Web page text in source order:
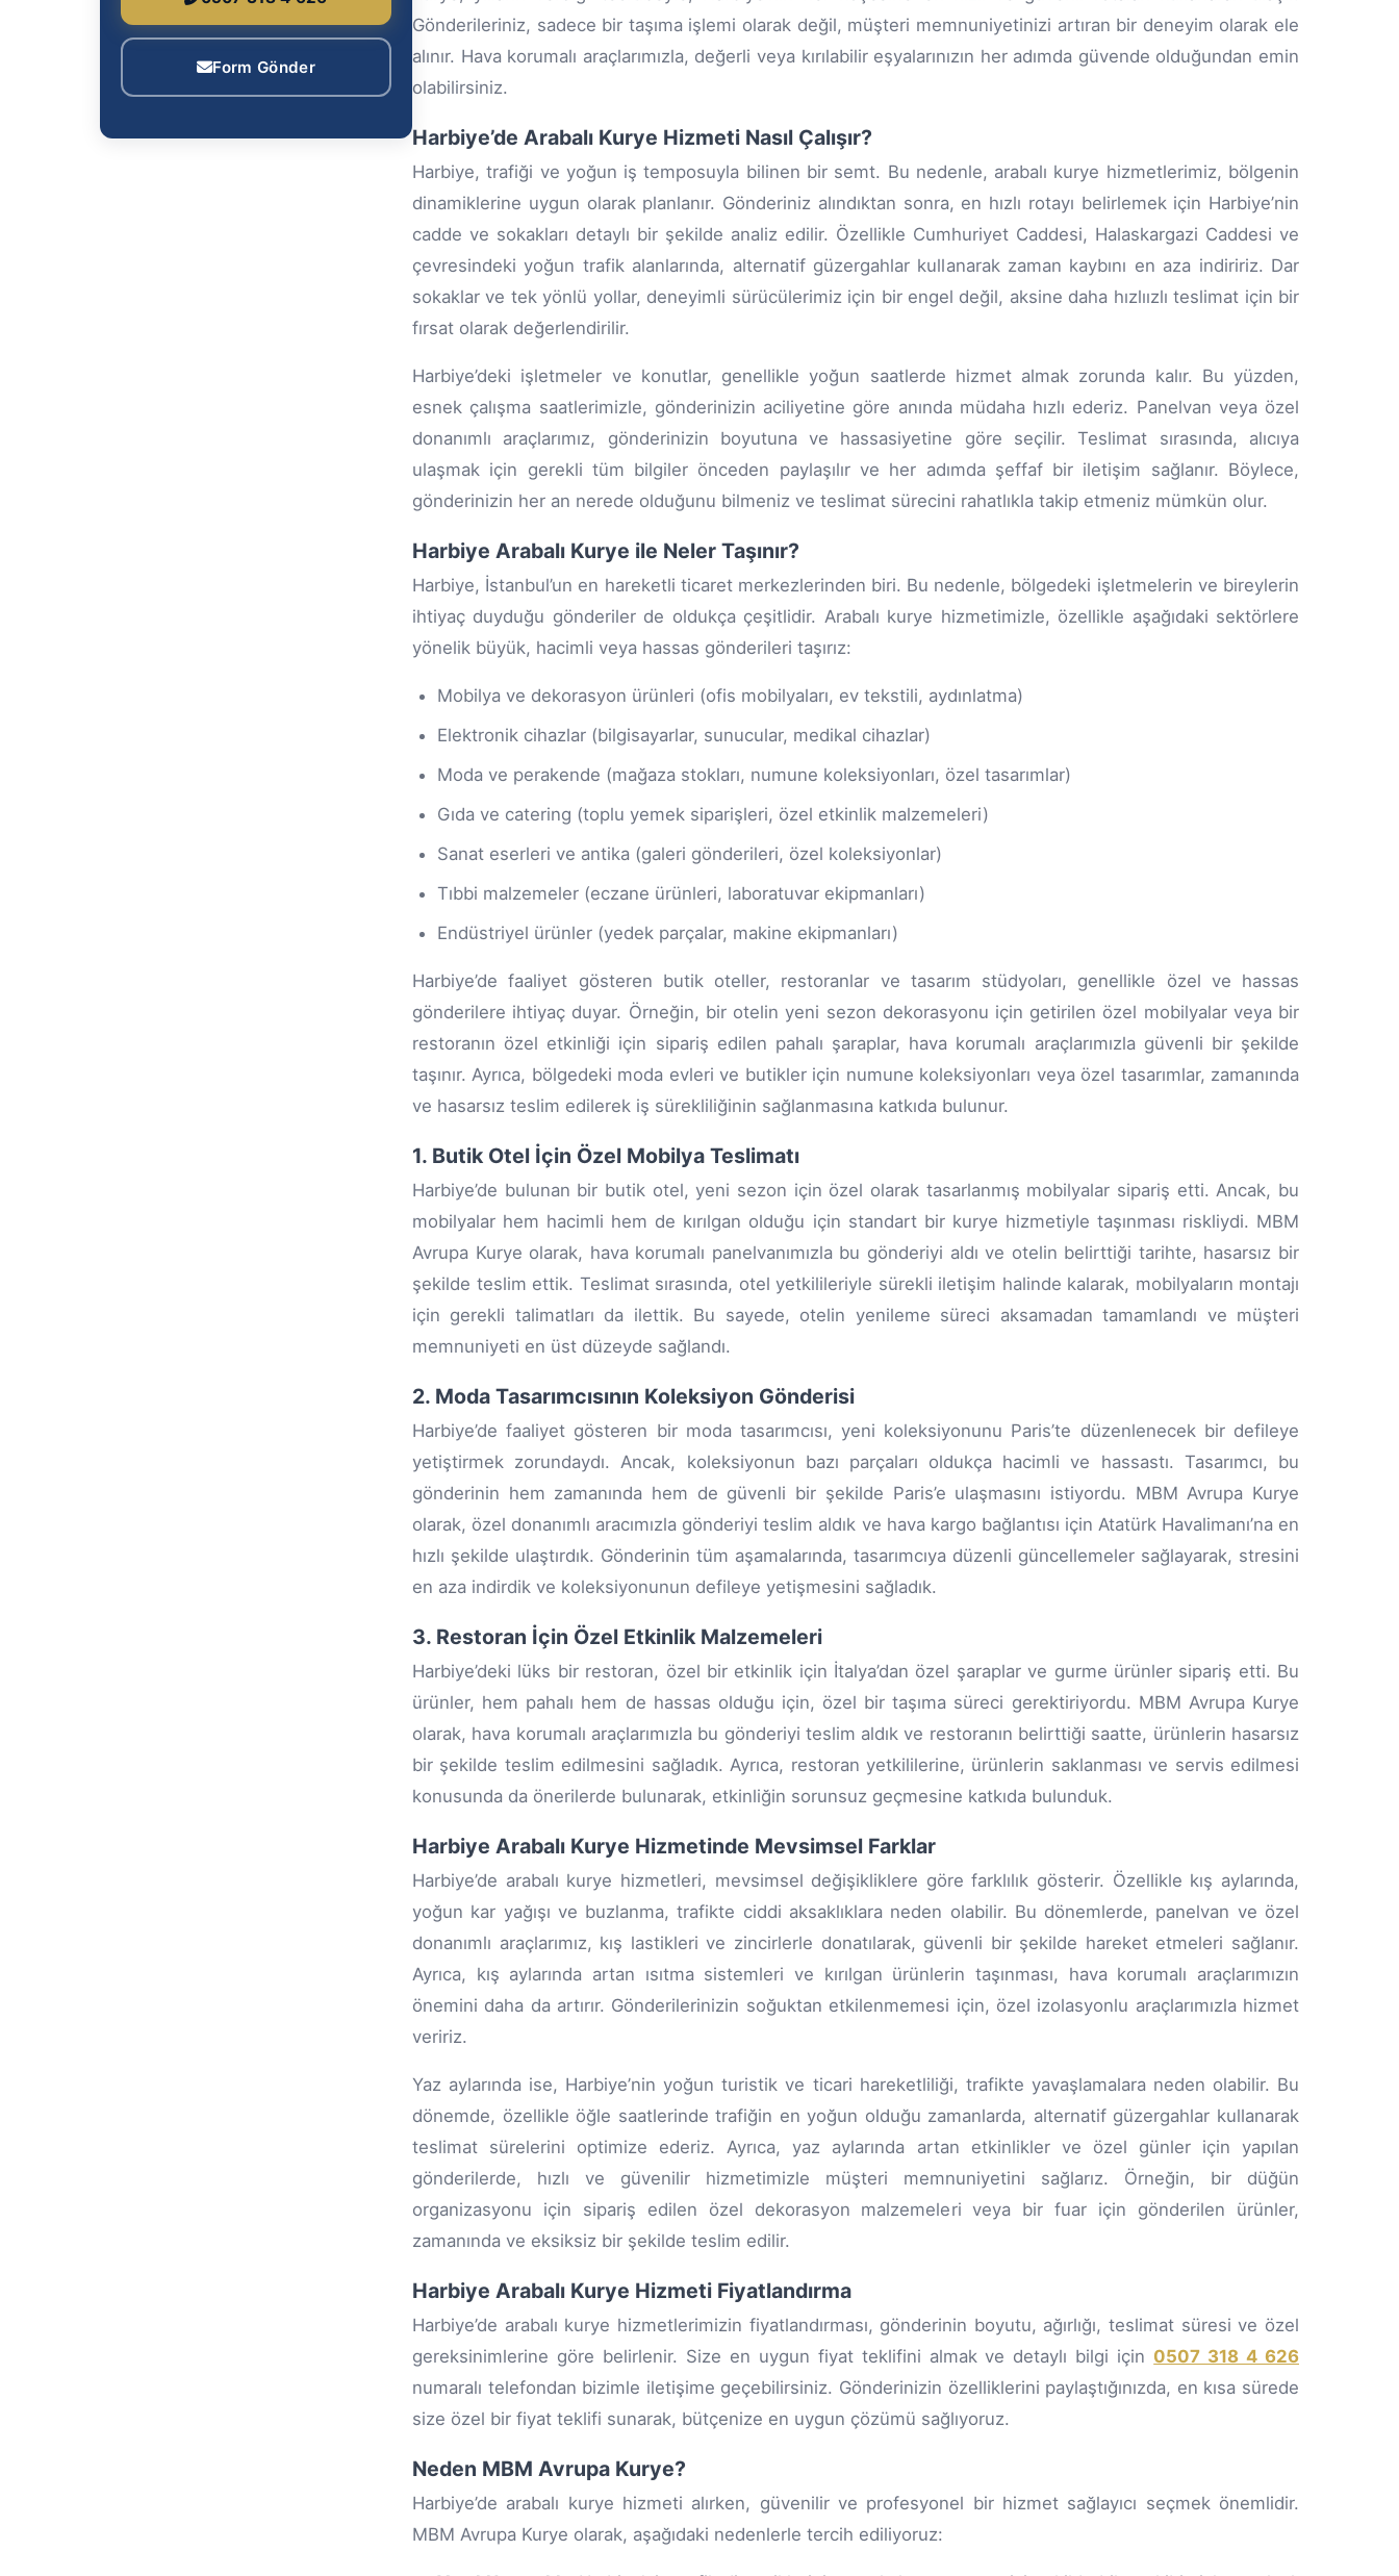
Form Gönder
Gönderileriniz, sadece bir taşıma işlemi olarak değil, müşteri memnuniyetinizi artıran bir deneyim olarak ele
alınır. Hava korumalı araçlarımızla, değerli veya kırılabilir eşyalarınızın her adımda güvende olduğundan emin
olabilirsiniz.
Harbiye’de Arabalı Kurye Hizmeti Nasıl Çalışır?
Harbiye, trafiği ve yoğun iş temposuyla bilinen bir semt. Bu nedenle, arabalı kurye hizmetlerimiz, bölgenin
dinamiklerine uygun olarak planlanır. Gönderiniz alındıktan sonra, en hızlı rotayı belirlemek için Harbiye’nin
cadde ve sokakları detaylı bir şekilde analiz edilir. Özellikle Cumhuriyet Caddesi, Halaskargazi Caddesi ve
çevresindeki yoğun trafik alanlarında, alternatif güzergahlar kullanarak zaman kaybını en aza indiririz. Dar
sokaklar ve tek yönlü yollar, deneyimli sürücülerimiz için bir engel değil, aksine daha hızlıızlı teslimat için bir
fırsat olarak değerlendirilir.
Harbiye’deki işletmeler ve konutlar, genellikle yoğun saatlerde hizmet almak zorunda kalır. Bu yüzden,
esnek çalışma saatlerimizle, gönderinizin aciliyetine göre anında müdaha hızlı ederiz. Panelvan veya özel
donanımlı araçlarımız, gönderinizin boyutuna ve hassasiyetine göre seçilir. Teslimat sırasında, alıcıya
ulaşmak için gerekli tüm bilgiler önceden paylaşılır ve her adımda şeffaf bir iletişim sağlanır. Böylece,
gönderinizin her an nerede olduğunu bilmeniz ve teslimat sürecini rahatlıkla takip etmeniz mümkün olur.
Harbiye Arabalı Kurye ile Neler Taşınır?
Harbiye, İstanbul’un en hareketli ticaret merkezlerinden biri. Bu nedenle, bölgedeki işletmelerin ve bireylerin
ihtiyaç duyduğu gönderiler de oldukça çeşitlidir. Arabalı kurye hizmetimizle, özellikle aşağıdaki sektörlere
yönelik büyük, hacimli veya hassas gönderileri taşırız:
Mobilya ve dekorasyon ürünleri (ofis mobilyaları, ev tekstili, aydınlatma)
Elektronik cihazlar (bilgisayarlar, sunucular, medikal cihazlar)
Moda ve perakende (mağaza stokları, numune koleksiyonları, özel tasarımlar)
Gıda ve catering (toplu yemek siparişleri, özel etkinlik malzemeleri)
Sanat eserleri ve antika (galeri gönderileri, özel koleksiyonlar)
Tıbbi malzemeler (eczane ürünleri, laboratuvar ekipmanları)
Endüstriyel ürünler (yedek parçalar, makine ekipmanları)
Harbiye’de faaliyet gösteren butik oteller, restoranlar ve tasarım stüdyoları, genellikle özel ve hassas
gönderilere ihtiyaç duyar. Örneğin, bir otelin yeni sezon dekorasyonu için getirilen özel mobilyalar veya bir
restoranın özel etkinliği için sipariş edilen pahalı şaraplar, hava korumalı araçlarımızla güvenli bir şekilde
taşınır. Ayrıca, bölgedeki moda evleri ve butikler için numune koleksiyonları veya özel tasarımlar, zamanında
ve hasarsız teslim edilerek iş sürekliliğinin sağlanmasına katkıda bulunur.
1. Butik Otel İçin Özel Mobilya Teslimatı
Harbiye’de bulunan bir butik otel, yeni sezon için özel olarak tasarlanmış mobilyalar sipariş etti. Ancak, bu
mobilyalar hem hacimli hem de kırılgan olduğu için standart bir kurye hizmetiyle taşınması riskliydi. MBM
Avrupa Kurye olarak, hava korumalı panelvanımızla bu gönderiyi aldı ve otelin belirttiği tarihte, hasarsız bir
şekilde teslim ettik. Teslimat sırasında, otel yetkilileriyle sürekli iletişim halinde kalarak, mobilyaların montajı
için gerekli talimatları da ilettik. Bu sayede, otelin yenileme süreci aksamadan tamamlandı ve müşteri
memnuniyeti en üst düzeyde sağlandı.
2. Moda Tasarımcısının Koleksiyon Gönderisi
Harbiye’de faaliyet gösteren bir moda tasarımcısı, yeni koleksiyonunu Paris’te düzenlenecek bir defileye
yetiştirmek zorundaydı. Ancak, koleksiyonun bazı parçaları oldukça hacimli ve hassastı. Tasarımcı, bu
gönderinin hem zamanında hem de güvenli bir şekilde Paris’e ulaşmasını istiyordu. MBM Avrupa Kurye
olarak, özel donanımlı aracımızla gönderiyi teslim aldık ve hava kargo bağlantısı için Atatürk Havalimanı’na en
hızlı şekilde ulaştırdık. Gönderinin tüm aşamalarında, tasarımcıya düzenli güncellemeler sağlayarak, stresini
en aza indirdik ve koleksiyonunun defileye yetişmesini sağladık.
3. Restoran İçin Özel Etkinlik Malzemeleri
Harbiye’deki lüks bir restoran, özel bir etkinlik için İtalya’dan özel şaraplar ve gurme ürünler sipariş etti. Bu
ürünler, hem pahalı hem de hassas olduğu için, özel bir taşıma süreci gerektiriyordu. MBM Avrupa Kurye
olarak, hava korumalı araçlarımızla bu gönderiyi teslim aldık ve restoranın belirttiği saatte, ürünlerin hasarsız
bir şekilde teslim edilmesini sağladık. Ayrıca, restoran yetkililerine, ürünlerin saklanması ve servis edilmesi
konusunda da önerilerde bulunarak, etkinliğin sorunsuz geçmesine katkıda bulunduk.
Harbiye Arabalı Kurye Hizmetinde Mevsimsel Farklar
Harbiye’de arabalı kurye hizmetleri, mevsimsel değişikliklere göre farklılık gösterir. Özellikle kış aylarında,
yoğun kar yağışı ve buzlanma, trafikte ciddi aksaklıklara neden olabilir. Bu dönemlerde, panelvan ve özel
donanımlı araçlarımız, kış lastikleri ve zincirlerle donatılarak, güvenli bir şekilde hareket etmeleri sağlanır.
Ayrıca, kış aylarında artan ısıtma sistemleri ve kırılgan ürünlerin taşınması, hava korumalı araçlarımızın
önemini daha da artırır. Gönderilerinizin soğuktan etkilenmemesi için, özel izolasyonlu araçlarımızla hizmet
veririz.
Yaz aylarında ise, Harbiye’nin yoğun turistik ve ticari hareketliliği, trafikte yavaşlamalara neden olabilir. Bu
dönemde, özellikle öğle saatlerinde trafiğin en yoğun olduğu zamanlarda, alternatif güzergahlar kullanarak
teslimat sürelerini optimize ederiz. Ayrıca, yaz aylarında artan etkinlikler ve özel günler için yapılan
gönderilerde, hızlı ve güvenilir hizmetimizle müşteri memnuniyetini sağlarız. Örneğin, bir düğün
organizasyonu için sipariş edilen özel dekorasyon malzemeleri veya bir fuar için gönderilen ürünler,
zamanında ve eksiksiz bir şekilde teslim edilir.
Harbiye Arabalı Kurye Hizmeti Fiyatlandırma
Harbiye’de arabalı kurye hizmetlerimizin fiyatlandırması, gönderinin boyutu, ağırlığı, teslimat süresi ve özel
gereksinimlerine göre belirlenir. Size en uygun fiyat teklifini almak ve detaylı bilgi için 0507 318 4 626
numaralı telefondan bizimle iletişime geçebilirsiniz. Gönderinizin özelliklerini paylaştığınızda, en kısa sürede
size özel bir fiyat teklifi sunarak, bütçenize en uygun çözümü sağlıyoruz.
Neden MBM Avrupa Kurye?
Harbiye’de arabalı kurye hizmeti alırken, güvenilir ve profesyonel bir hizmet sağlayıcı seçmek önemlidir.
MBM Avrupa Kurye olarak, aşağıdaki nedenlerle tercih ediliyoruz: